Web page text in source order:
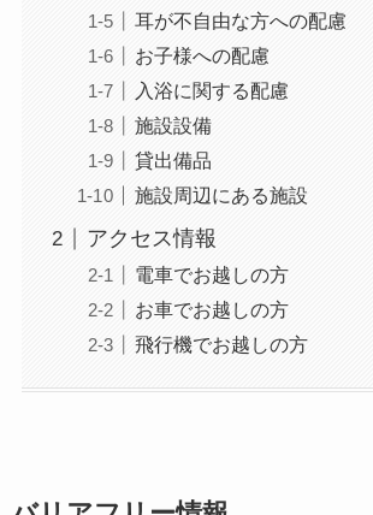
耳が不自由な方への配慮
お子様への配慮
入浴に関する配慮
施設設備
貸出備品
施設周辺にある施設
アクセス情報
電車でお越しの方
お車でお越しの方
飛行機でお越しの方